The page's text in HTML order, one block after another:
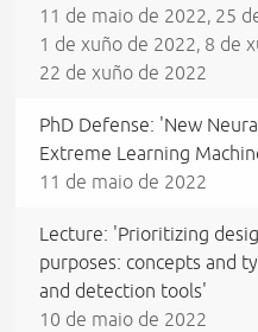
11 de maio de 2022, 25
1 de xuño de 2022, 8 de
22 de xuño de 2022
PhD Defense: 'New
Extreme Learning
11 de maio de 2022
Lecture: 'Prioritizing
purposes: concepts and
and detection tools'
10 de maio de 2022